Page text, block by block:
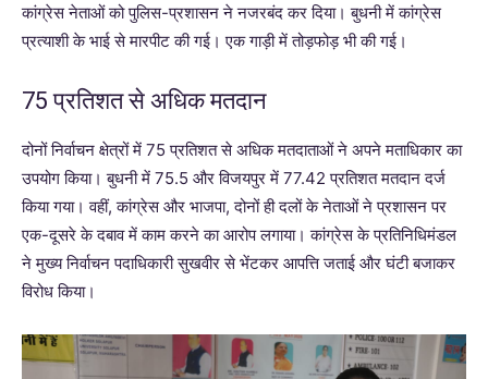
कांग्रेस नेताओं को पुलिस-प्रशासन ने नजरबंद कर दिया। बुधनी में कांग्रेस
प्रत्याशी के भाई से मारपीट की गई। एक गाड़ी में तोड़फोड़ भी की गई।
75 प्रतिशत से अधिक मतदान
दोनों निर्वाचन क्षेत्रों में 75 प्रतिशत से अधिक मतदाताओं ने अपने मताधिकार का
उपयोग किया। बुधनी में 75.5 और विजयपुर में 77.42 प्रतिशत मतदान दर्ज
किया गया। वहीं, कांग्रेस और भाजपा, दोनों ही दलों के नेताओं ने प्रशासन पर
एक-दूसरे के दबाव में काम करने का आरोप लगाया। कांग्रेस के प्रतिनिधिमंडल
ने मुख्य निर्वाचन पदाधिकारी सुखवीर से भेंटकर आपत्ति जताई और घंटी बजाकर
विरोध किया।